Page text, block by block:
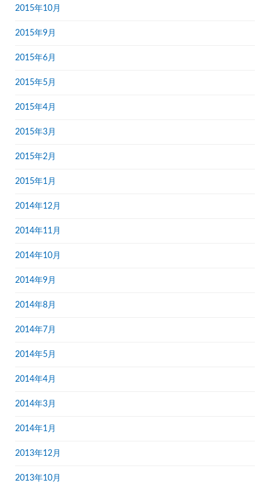
2015年10月
2015年9月
2015年6月
2015年5月
2015年4月
2015年3月
2015年2月
2015年1月
2014年12月
2014年11月
2014年10月
2014年9月
2014年8月
2014年7月
2014年5月
2014年4月
2014年3月
2014年1月
2013年12月
2013年10月